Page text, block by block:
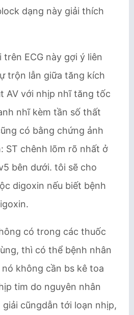
dạng này giải thích
trên ECG này gợi ý liên
trộn lẫn giữa tăng kích
AV với nhịp nhĩ tăng tốc
nhĩ kèm tần số thất
có bằng chứng ảnh
ST chênh lõm rõ nhất ở
bên dưới. tôi sẽ cho
digoxin nếu biết bệnh
có trong các thuốc
thì có thể bệnh nhân
không cần bs kê toa
tim do nguyên nhân
cũngdẫn tới loạn nhịp,